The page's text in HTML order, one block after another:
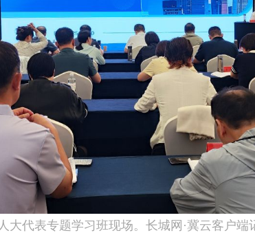
大代表专题学习班现场。长城网·冀云客户端